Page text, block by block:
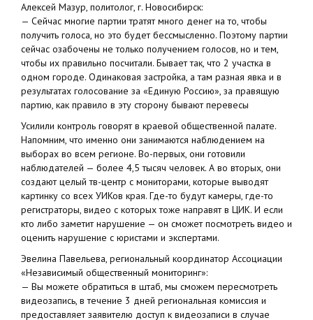
Алексей Мазур, политолог, г. Новосибирск:
— Сейчас многие партии тратят много денег на то, чтобы
получить голоса, но это будет бессмысленно. Поэтому партии
сейчас озабочены не только получением голосов, но и тем,
чтобы их правильно посчитали. Бывает так, что 2 участка в
одном городе. Одинаковая застройка, а там разная явка и в
результатах голосование за «Единую Россию», за правящую
партию, как правило в эту сторону бывают перевесы
Усилили контроль говорят в краевой общественной палате.
Напомним, что именно они занимаются наблюдением на
выборах во всем регионе. Во-первых, они готовили
наблюдателей — более 4,5 тысяч человек. А во вторых, они
создают целый тв-центр с мониторами, которые выводят
картинку со всех УИКов края. Где-то будут камеры, где-то
регистраторы, видео с которых тоже направят в ЦИК. И если
кто либо заметит нарушение — он сможет посмотреть видео и
оценить нарушение с юристами и экспертами.
Эвелина Павельева, региональный координатор Ассоциации
«Независимый общественный мониторинг»:
— Вы можете обратиться в штаб, мы сможем пересмотреть
видеозапись, в течение 3 дней региональная комиссия и
предоставляет заявителю доступ к видеозаписи в случае